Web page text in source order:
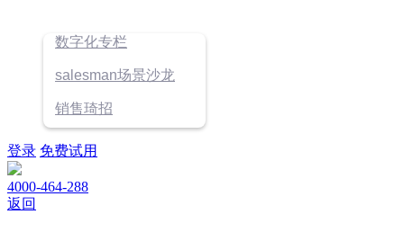
数字化专栏
salesman场景沙龙
销售琦招
登录 免费试用
4000-464-288
返回